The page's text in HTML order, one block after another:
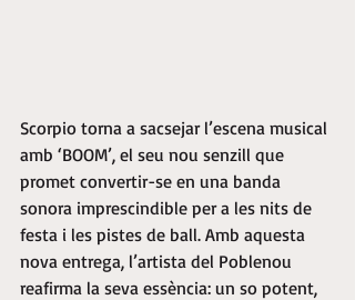
Scorpio torna a sacsejar l’escena musical
amb ‘BOOM’, el seu nou senzill que
promet convertir-se en una banda
sonora imprescindible per a les nits de
festa i les pistes de ball. Amb aquesta
nova entrega, l’artista del Poblenou
reafirma la seva essència: un so potent,